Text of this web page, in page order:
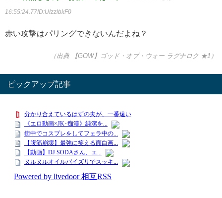
16:55:24.77ID:UIzzlbkF0
赤い攻撃はパリングできないんだよね？
（出典 【GOW】ゴッド・オブ・ウォー ラグナロク ★1）
ピックアップ記事